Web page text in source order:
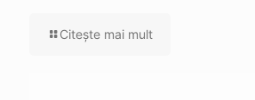
Citeşte mai mult